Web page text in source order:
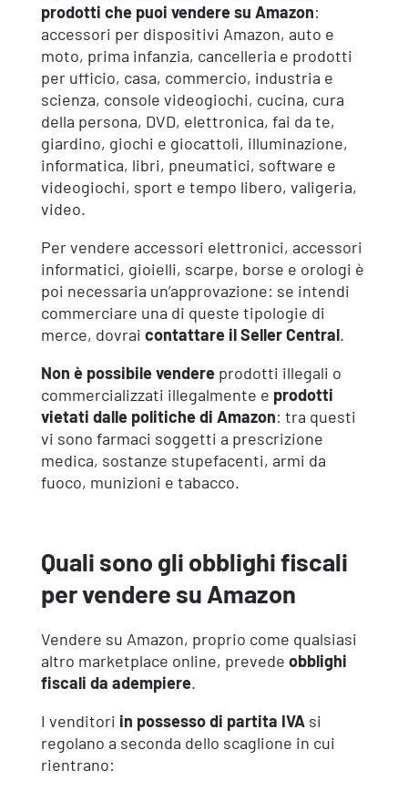
prodotti che puoi vendere su Amazon:
accessori per dispositivi Amazon, auto e
moto, prima infanzia, cancelleria e prodotti
per ufficio, casa, commercio, industria e
scienza, console videogiochi, cucina, cura
della persona, DVD, elettronica, fai da te,
giardino, giochi e giocattoli, illuminazione,
informatica, libri, pneumatici, software e
videogiochi, sport e tempo libero, valigeria,
video.
Per vendere accessori elettronici, accessori
informatici, gioielli, scarpe, borse e orologi è
poi necessaria un’approvazione: se intendi
commerciare una di queste tipologie di
merce, dovrai contattare il Seller Central.
Non è possibile vendereprodotti illegali o
commercializzati illegalmente e prodotti
vietati dalle politiche di Amazon: tra questi
vi sono farmaci soggetti a prescrizione
medica, sostanze stupefacenti, armi da
fuoco, munizioni e tabacco.
Quali sono gli obblighi fiscali
per vendere su Amazon
Vendere su Amazon, proprio come qualsiasi
altro marketplace online, prevede obblighi
fiscali da adempiere.
I venditori in possesso di partita IVAsi
regolano a seconda dello scaglione in cui
rientrano: